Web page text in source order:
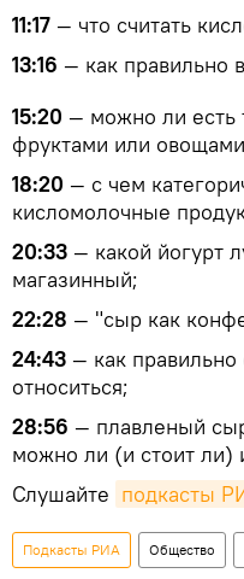
11:17 — что считать
13:16 — как правильно
15:20 — можно ли есть
фруктами или
18:20 — с чем
кисломолочные
20:33 — какой йогурт
магазинный;
22:28 — "сыр как
24:43 — как
относиться;
28:56 — плавленый
можно ли (и стоит ли)
Слушайте подкасты
Подкасты РИА Общество